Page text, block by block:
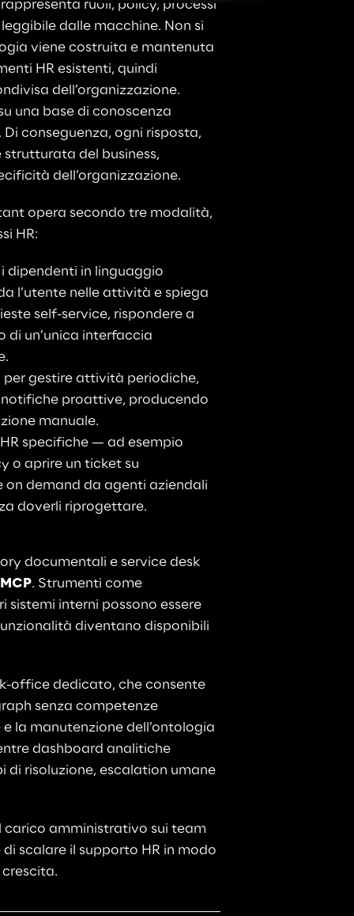
ruoli, policy, processi
dalle macchine. Non si
viene costruita e mantenuta
HR esistenti, quindi
dell’organizzazione.
una base di conoscenza
conseguenza, ogni risposta,
del business,
dell’organizzazione.
opera secondo tre modalità,
HR:
dipendenti in linguaggio
l’utente nelle attività e spiega
self-service, rispondere a
di un’unica interfaccia
per gestire attività periodiche,
proattive, producendo
manuale.
specifiche — ad esempio
o aprire un ticket su
on demand da agenti aziendali
doverli riprogettare.
documentali e service desk
. Strumenti come
sistemi interni possono essere
diventano disponibili
office dedicato, che consente
senza competenze
la manutenzione dell’ontologia
dashboard analitiche
risoluzione, escalation umane
carico amministrativo sui team
scalare il supporto HR in modo
crescita.